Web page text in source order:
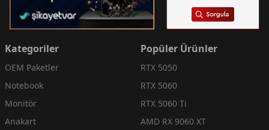
Kategoriler
OEM Paketler
Notebook
Monitör
Anakart
Popüler Ürünler
RTX 5050
RTX 5060
RTX 5060 Ti
AMD RX 9060 XT